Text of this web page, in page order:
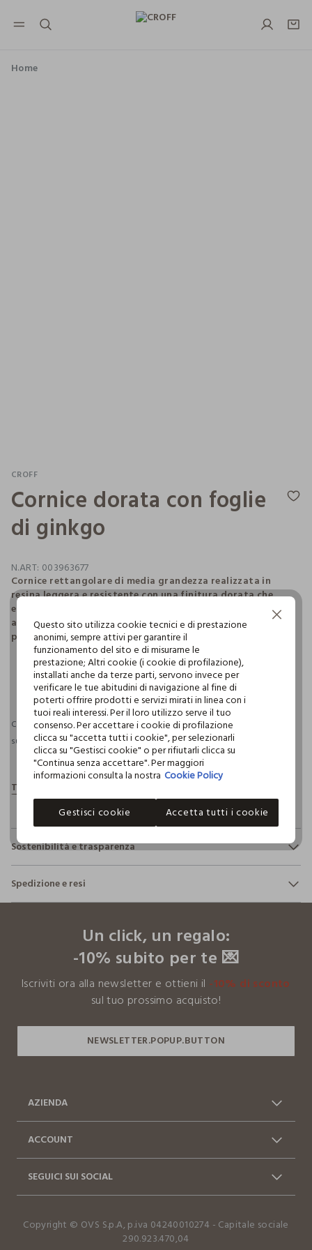
NAVIGATION.ARIA.GOTOMAINCONTENT
Home
CROFF
Cornice dorata con foglie
di ginkgo
N.ART: 003963677
Cornice rettangolare di media grandezza realizzata in
resina leggera e resistente con una finitura dorata che
esalta il motivo decorativo con foglie di ginkgo. Può essere
appesa o appoggiata sulle superfici grazie al sostegno
posteriore. Dimensioni: 22 x 18 cm.
pdp.loyalty.section.advantages
Consegna prevista entro il 09/08/2026 e spedizione gratuita per ordini
superiori a 30€ se possiedi una CROFF Club.Maggiori informazioni
Sostenibilità e trasparenza
Sicurezza
Il 100% dei nostri articoli viene sottoposto a test chimico-
fisici, per verificarne il rispetto dei limiti che abbiamo
restrittivi rispetto a quelli previsti dalla normativa
internazionale.
Clicca qui per vedere i dettagli
I nostri fornitori
MADE IN CHINA
Spedizione e resi
Un click, un regalo:
-10% subito per te 💌
Iscriviti ora alla newsletter e ottieni il -10% di sconto
sul tuo prossimo acquisto!
AZIENDA
Resi e cambi Dichiarazione accessibilità
ACCOUNT
SEGUICI SUI SOCIAL
TikTok
Copyright © OVS S.p.A, p.iva 04240010274 - Capitale sociale
290.923.470,04
Questo sito utilizza cookie tecnici e di prestazione
anonimi, sempre attivi per garantire il
funzionamento del sito e di misurarne le
prestazione; Altri cookie (i cookie di profilazione),
installati anche da terze parti, servono invece per
verificare le tue abitudini di navigazione al fine di
poterti offrire prodotti e servizi mirati in linea con i
tuoi reali interessi. Per il loro utilizzo serve il tuo
consenso. Per accettare i cookie di profilazione
clicca su "accetta tutti i cookie", per selezionarli
clicca su "Gestisci cookie" o per rifiutarli clicca su
"Continua senza accettare". Per maggiori
informazioni consulta la nostra Cookie Policy
Gestisci cookie Accetta tutti i cookie
Continua senza accettare